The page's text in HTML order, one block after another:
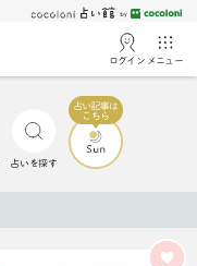
ログイン メニュー
占いを探す